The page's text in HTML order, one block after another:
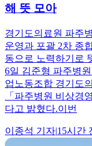
해 뜻 모아
경기도의료원 파주
운영과 포괄 2차 종
동으로 노력하기로
6일 김준형 파주병
업노동조합 경기도
「파주병원 비상경
다고 밝혔다.이번
이종석 기자|15시간